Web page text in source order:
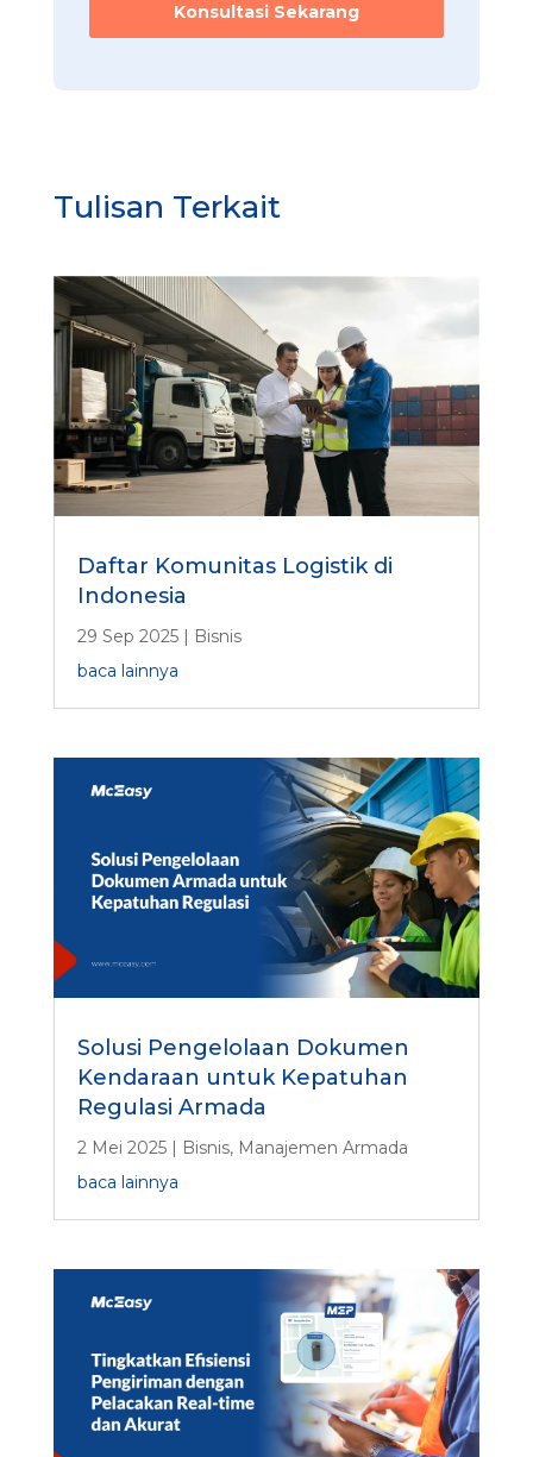
Konsultasi Sekarang
Tulisan Terkait
Daftar Komunitas Logistik di
Indonesia
29 Sep 2025| Bisnis
baca lainnya
Solusi Pengelolaan Dokumen
Kendaraan untuk Kepatuhan
Regulasi Armada
2 Mei 2025| Bisnis, Manajemen Armada
baca lainnya